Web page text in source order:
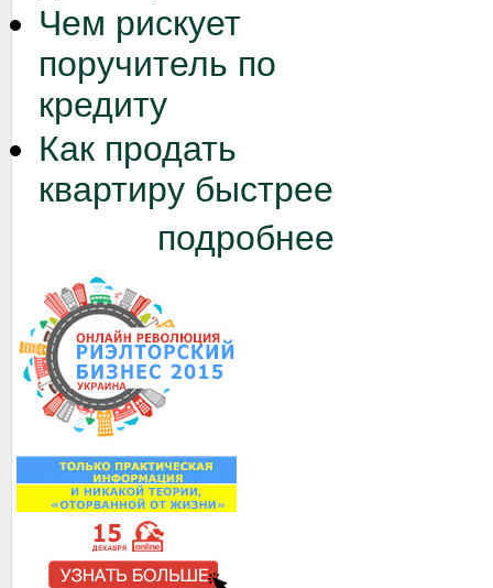
Чем рискует
поручитель по
кредиту
Как продать
квартиру быстрее
подробнее